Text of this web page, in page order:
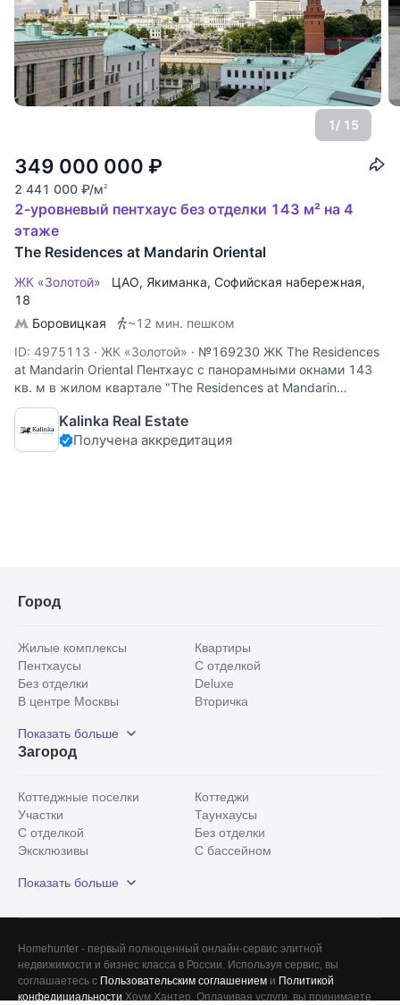
1/ 15
349 000 000 ₽
2 441 000 ₽/м2
2-уровневый пентхаус без отделки 143 м² на 4
этаже
The Residences at Mandarin Oriental
ЖК «Золотой» ЦАО, Якиманка, Софийская набережная,
18
Боровицкая
~12 мин. пешком
ID: 4975113 · ЖК «Золотой» · №169230 ЖК The Residences
at Mandarin Oriental Пентхаус с панорамными окнами 143
кв. м в жилом квартале "The Residences at Mandarin
Oriental" с прямыми видами на Кремль и все исторические
достопримечательности центра. Часть окон выходит на
Kalinka Real Estate
Получена аккредитация
Город
Жилые комплексы
Квартиры
Пентхаусы
С отделкой
Без отделки
Deluxe
В центре Москвы
Вторичка
Рядом с парком
С панорамными окнами
Показать больше
Загород
Коттеджные поселки
Коттеджи
Участки
Таунхаусы
С отделкой
Без отделки
Эксклюзивы
С бассейном
Красногорский район
Показать больше
Homehunter - первый полноценный онлайн-сервис элитной
недвижимости и бизнес класса в России. Используя сервис, вы
соглашаетесь с Пользовательским соглашением и Политикой
конфедициальности Хоум Хантер. Оплачивая услуги, вы принимаете
Вчера
За неделю 0